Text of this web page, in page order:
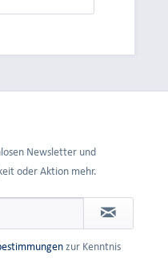
Newsletter und
oder Aktion mehr.
zur Kenntnis